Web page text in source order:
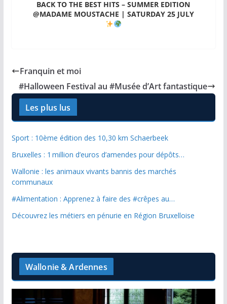
BACK TO THE BEST HITS – SUMMER EDITION
@MADAME MOUSTACHE | SATURDAY 25 JULY
Franquin et moi
#Halloween Festival au #Musée d’Art fantastique
Les plus lus
Sport : 10ème édition des 10,30 km Schaerbeek
Bruxelles : 1 million d’euros d’amendes pour dépôts…
Wallonie : les animaux vivants bannis des marchés
communaux
#Alimentation : Apprenez à faire des #crêpes au…
Découvrez les métiers en pénurie en Région Bruxelloise
Wallonie & Ardennes